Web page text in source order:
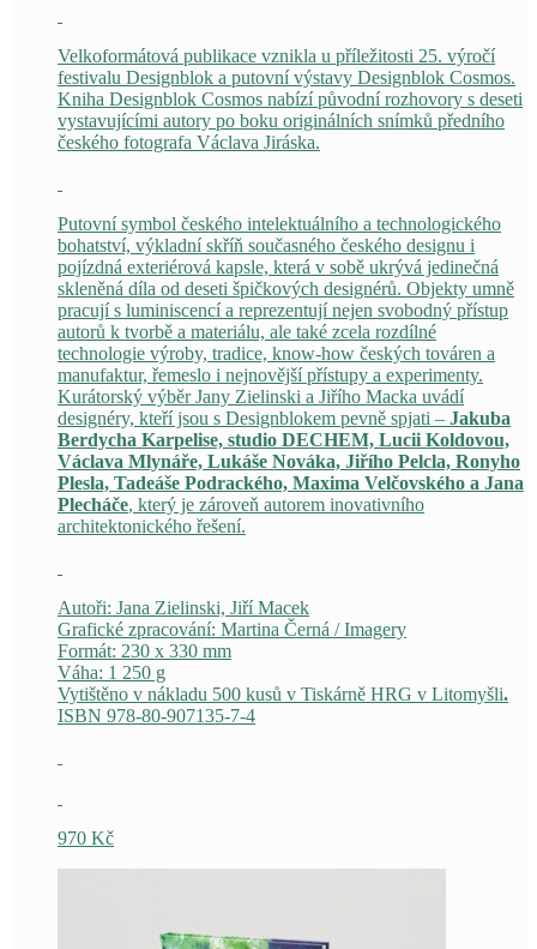
Velkoformátová publikace vznikla u příležitosti 25. výročí
festivalu Designblok a putovní výstavy Designblok Cosmos.
Kniha Designblok Cosmos nabízí původní rozhovory s deseti
vystavujícími autory po boku originálních snímků předního
českého fotografa Václava Jiráska.
Putovní symbol českého intelektuálního a technologického
bohatství, výkladní skříň současného českého designu i
pojízdná exteriérová kapsle, která v sobě ukrývá jedinečná
skleněná díla od deseti špičkových designérů. Objekty umně
pracují s luminiscencí a reprezentují nejen svobodný přístup
autorů k tvorbě a materiálu, ale také zcela rozdílné
technologie výroby, tradice, know-how českých továren a
manufaktur, řemeslo i nejnovější přístupy a experimenty.
Kurátorský výběr Jany Zielinski a Jiřího Macka uvádí
designéry, kteří jsou s Designblokem pevně spjati – Jakuba
Berdycha Karpelise, studio DECHEM, Lucii Koldovou,
Václava Mlynáře, Lukáše Nováka, Jiřího Pelcla, Ronyho
Plesla, Tadeáše Podrackého, Maxima Velčovského a Jana
Plecháče, který je zároveň autorem inovativního
architektonického řešení.
Autoři: Jana Zielinski, Jiří Macek
Grafické zpracování: Martina Černá / Imagery
Formát: 230 x 330 mm
Váha: 1 250 g
Vytištěno v nákladu 500 kusů v Tiskárně HRG v Litomyšli.
ISBN 978-80-907135-7-4
970 Kč